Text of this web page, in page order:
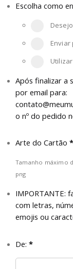
Escolha como
Enviar
Após finalizar a
por email para:
o nº do pedido
Arte do Cartão *
Tamanho máximo
png
IMPORTANTE:
com letras,
emojis ou
De: *